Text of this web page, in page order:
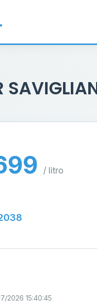
/ litro
2026 15:40:45